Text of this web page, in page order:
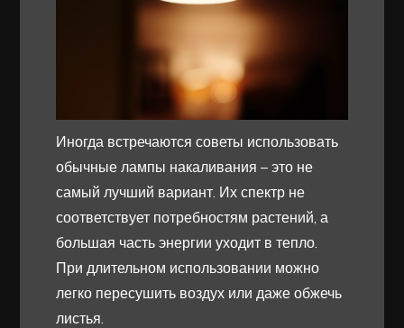
Иногда встречаются советы использовать
обычные лампы накаливания – это не
самый лучший вариант. Их спектр не
соответствует потребностям растений, а
большая часть энергии уходит в тепло.
При длительном использовании можно
легко пересушить воздух или даже обжечь
листья.